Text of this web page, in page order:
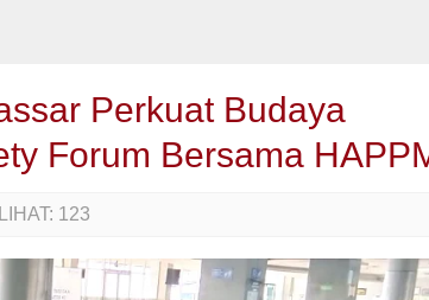
Perkuat Budaya
Forum Bersama
123